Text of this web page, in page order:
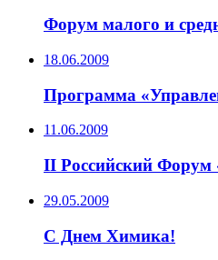
Форум малого и
18.06.2009
Программа
11.06.2009
II Российский Форум
29.05.2009
C Днем Химика!